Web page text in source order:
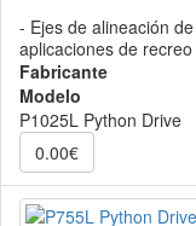
- Ejes de alineación
aplicaciones de
Fabricante
Modelo
P1025L Python Drive
0.00€